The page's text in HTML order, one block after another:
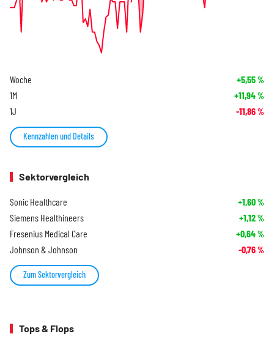
Woche +5,55%
1M +11,94%
1J -11,86%
Kennzahlen und Details
Sektorvergleich
Sonic Healthcare +1,60%
Siemens Healthineers +1,12%
Fresenius Medical Care +0,64%
Johnson & Johnson -0,76%
Zum Sektorvergleich
Tops & Flops